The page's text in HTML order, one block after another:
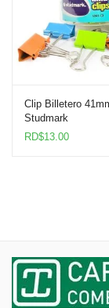
Clip Billetero
Studmark
RD$13.00